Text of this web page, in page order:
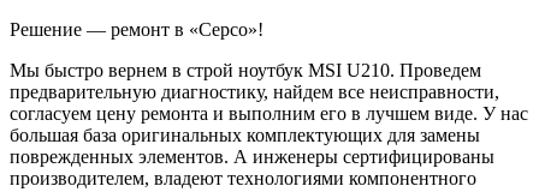
Решение — ремонт в «Серсо»!
Мы быстро вернем в строй ноутбук MSI U210. Проведем
предварительную диагностику, найдем все неисправности,
согласуем цену ремонта и выполним его в лучшем виде. У нас
большая база оригинальных комплектующих для замены
поврежденных элементов. А инженеры сертифицированы
производителем, владеют технологиями компонентного